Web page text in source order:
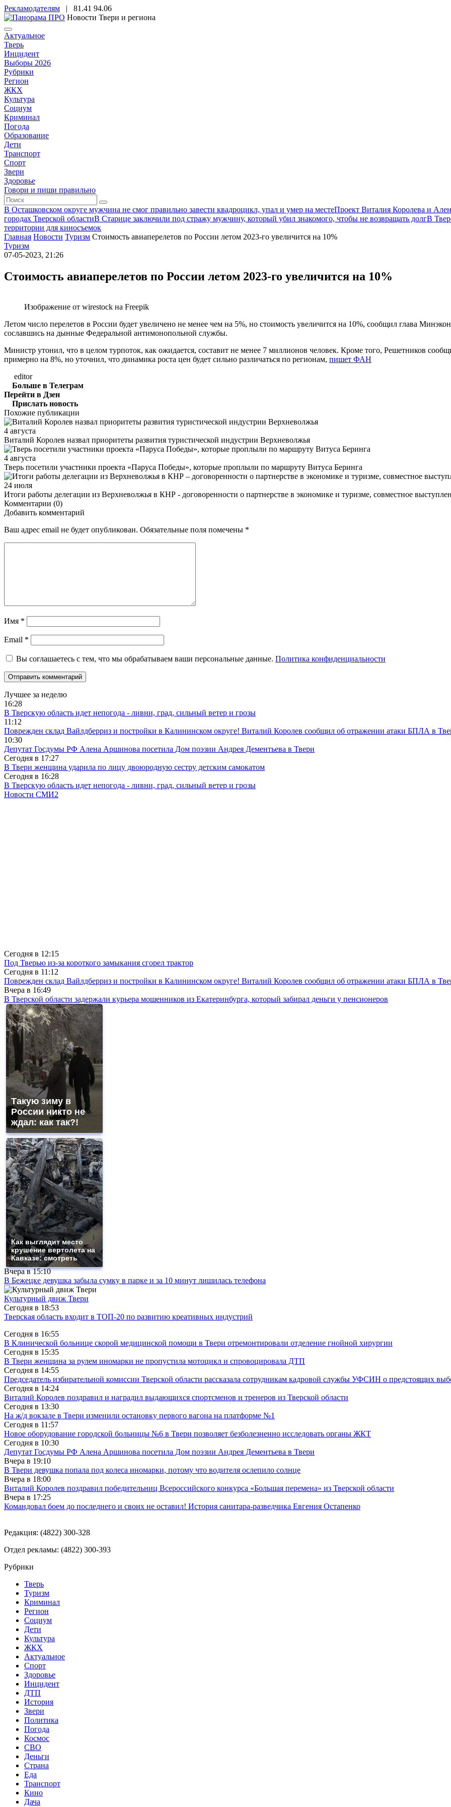
Рекламодателям | 81.41 94.06
Новости Твери и региона
Актуальное
Тверь
Инцидент
Выборы 2026
Рубрики
Регион
ЖКХ
Культура
Социум
Криминал
Погода
Образование
Дети
Транспорт
Спорт
Звери
Здоровье
Говори и пиши правильно
В Осташковском округе мужчина не смог правильно завести квадроцикл, упал и умер на местеПроект Виталия Королева и
городах Тверской областиВ Старице заключили под стражу мужчину, который убил знакомого, чтобы не возвращать долгВ
территории для киносъемок
Главная Новости Туризм Стоимость авиаперелетов по России летом 2023-го увеличится на 10%
Туризм
07-05-2023, 21:26
Стоимость авиаперелетов по России летом 2023-го увеличится на 10%
Изображение от wirestock на Freepik
Летом число перелетов в России будет увеличено не менее чем на 5%, но стоимость увеличится на 10%, сообщил глава
сославшись на дынные Федеральной антимонопольной службы.
Министр утонил, что в целом турпоток, как ожидается, составит не менее 7 миллионов человек. Кроме того, Решетников
примерно на 8%, но уточнил, что динамика роста цен будет сильно различаться по регионам, пишет ФАН
editor
Больше в Телеграм
Перейти в Дзен
Прислать новость
Похожие публикации
4 августа
Виталий Королев назвал приоритеты развития туристической индустрии Верхневолжья
4 августа
Тверь посетили участники проекта «Паруса Победы», которые проплыли по маршруту Витуса Беринга
24 июля
Итоги работы делегации из Верхневолжья в КНР - договоренности о партнерстве в экономике и туризме, совместное
Комментарии (0)
Добавить комментарий
Ваш адрес email не будет опубликован. Обязательные поля помечены *
Имя *
Email *
Вы соглашаетесь с тем, что мы обрабатываем ваши персональные данные. Политика конфиденциальности
Лучшее за неделю
16:28
В Тверскую область идет непогода - ливни, град, сильный ветер и грозы
11:12
Поврежден склад Вайлдберриз и постройки в Калининском округе! Виталий Королев сообщил об отражении атаки БПЛА в
10:30
Депутат Госдумы РФ Алена Аршинова посетила Дом поэзии Андрея Дементьева в Твери
Сегодня в 17:27
В Твери женщина ударила по лицу двоюродную сестру детским самокатом
Сегодня в 16:28
В Тверскую область идет непогода - ливни, град, сильный ветер и грозы
Новости СМИ2
Сегодня в 12:15
Под Тверью из-за короткого замыкания сгорел трактор
Сегодня в 11:12
Поврежден склад Вайлдберриз и постройки в Калининском округе! Виталий Королев сообщил об отражении атаки БПЛА в
Вчера в 16:49
В Тверской области задержали курьера мошенников из Екатеринбурга, который забирал деньги у пенсионеров
Такую зиму в
России никто не
ждал: как так?!
Как выглядит место
крушение вертолета на
Кавказе: смотреть
Вчера в15:10
В Бежецке девушка забыла сумку в парке и за 10 минут лишилась телефона
Культурный движ Твери
Сегодня в 18:53
Тверская область входит в ТОП-20 по развитию креативных индустрий
Сегодня в 16:55
В Клинической больнице скорой медицинской помощи в Твери отремонтировали отделение гнойной хирургии
Сегодня в 15:35
В Твери женщина за рулем иномарки не пропустила мотоцикл и спровоцировала ДТП
Сегодня в 14:55
Председатель избирательной комиссии Тверской области рассказала сотрудникам кадровой службы УФСИН о предстоящих
Сегодня в 14:24
Виталий Королев поздравил и наградил выдающихся спортсменов и тренеров из Тверской области
Сегодня в 13:30
На ж/д вокзале в Твери изменили остановку первого вагона на платформе №1
Сегодня в 11:57
Новое оборудование городской больницы №6 в Твери позволяет безболезненно исследовать органы ЖКТ
Сегодня в 10:30
Депутат Госдумы РФ Алена Аршинова посетила Дом поэзии Андрея Дементьева в Твери
Вчера в 19:10
В Твери девушка попала под колеса иномарки, потому что водителя ослепило солнце
Вчера в 18:00
Виталий Королев поздравил победительниц Всероссийского конкурса «Большая перемена» из Тверской области
Вчера в 17:25
Командовал боем до последнего и своих не оставил! История санитара-разведчика Евгения Остапенко
Редакция: (4822) 300-328
Отдел рекламы: (4822) 300-393
Рубрики
Тверь
Туризм
Криминал
Регион
Социум
Дети
Культура
ЖКХ
Актуальное
Спорт
Здоровье
Инцидент
ДТП
История
Звери
Политика
Погода
Космос
СВО
Деньги
Страна
Еда
Транспорт
Кино
Дача